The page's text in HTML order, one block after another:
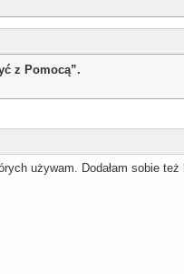
z Pomocą”.
używam. Dodałam sobie też